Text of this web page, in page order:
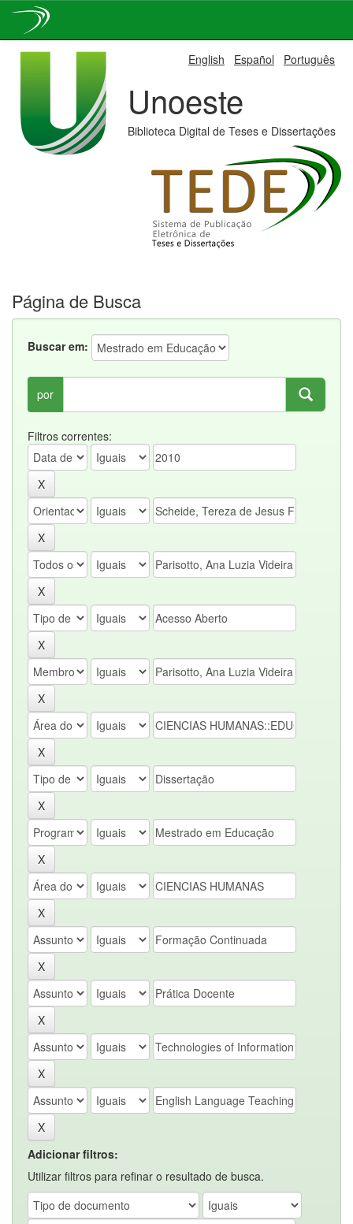
English Español Português
Unoeste
Biblioteca Digital de Teses e Dissertações
Página de Busca
Buscar em:
por
Filtros correntes:
Adicionar filtros:
Utilizar filtros para refinar o resultado de busca.